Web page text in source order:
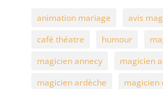
animation mariage avis
café théatre
humour
magicien annecy
magicien
magicien ardèche
magicien